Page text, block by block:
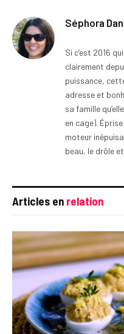
Séphora
Si c’est 2016
clairement
puissance,
adresse et
sa famille
en cage).
moteur
beau, le drôle
Articles en relation